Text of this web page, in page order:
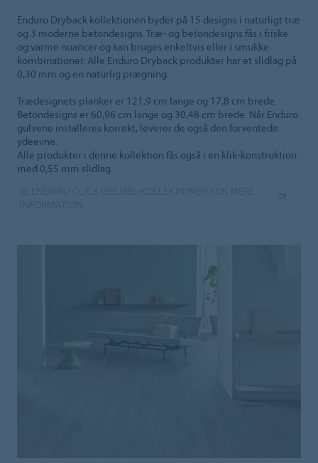
Enduro Dryback kollektionen byder på 15 designs i naturligt træ
og 3 moderne betondesigns. Træ- og betondesigns fås i friske
og varme nuancer og kan bruges enkeltvis eller i smukke
kombinationer. Alle Enduro Dryback produkter har et slidlag på
0,30 mm og en naturlig prægning.
Trædesignets planker er 121,9 cm lange og 17,8 cm brede.
Betondesigns er 60,96 cm lange og 30,48 cm brede. Når Enduro
gulvene installeres korrekt, leverer de også den forventede
ydeevne.
Alle produkter i denne kollektion fås også i en klik-konstruktion
med 0,55 mm slidlag.